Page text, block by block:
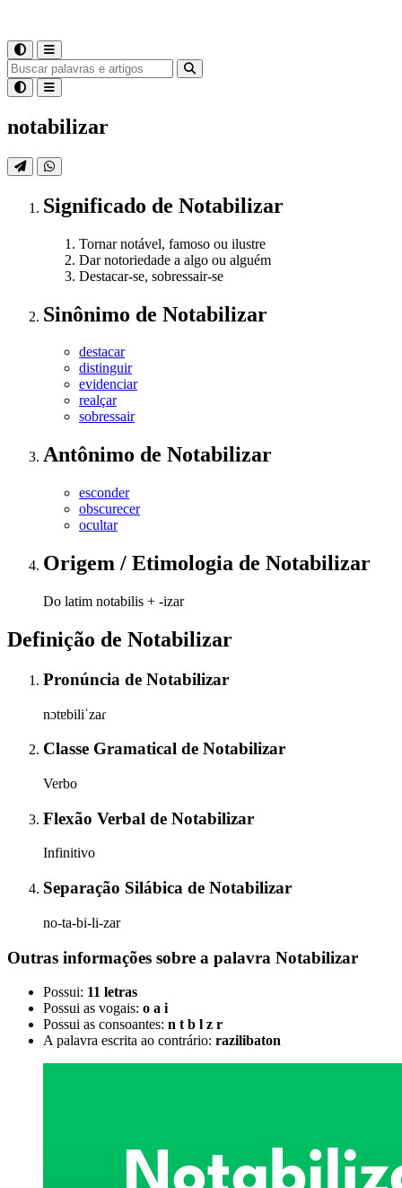
notabilizar
Significado de Notabilizar
Tornar notável, famoso ou ilustre
Dar notoriedade a algo ou alguém
Destacar-se, sobressair-se
Sinônimo de Notabilizar
destacar
distinguir
evidenciar
realçar
sobressair
Antônimo de Notabilizar
esconder
obscurecer
ocultar
Origem / Etimologia de Notabilizar
Do latim notabilis + -izar
Definição de Notabilizar
Pronúncia de Notabilizar
nɔtɐbiliˈzaɾ
Classe Gramatical de Notabilizar
Verbo
Flexão Verbal de Notabilizar
Infinitivo
Separação Silábica de Notabilizar
no-ta-bi-li-zar
Outras informações sobre a palavra Notabilizar
Possui: 11 letras
Possui as vogais: o a i
Possui as consoantes: n t b l z r
A palavra escrita ao contrário: razilibaton